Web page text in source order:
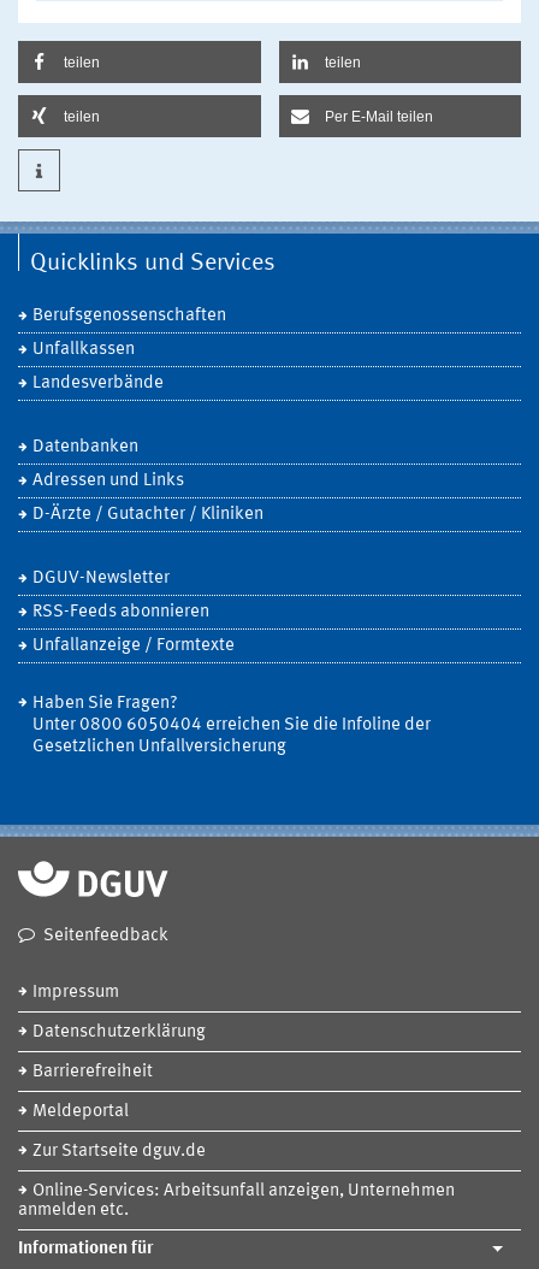
teilen teilen
teilen Per E-Mail teilen
Quicklinks und Services
Berufsgenossenschaften
Unfallkassen
Landesverbände
Datenbanken
Adressen und Links
D-Ärzte / Gutachter / Kliniken
DGUV-Newsletter
RSS-Feeds abonnieren
Unfallanzeige / Formtexte
Haben Sie Fragen?
Unter 0800 6050404 erreichen Sie die Infoline der
Gesetzlichen Unfallversicherung
Seitenfeedback
Impressum
Datenschutzerklärung
Barrierefreiheit
Meldeportal
Zur Startseite dguv.de
Online-Services: Arbeitsunfall anzeigen, Unternehmen
anmelden etc.
Informationen für